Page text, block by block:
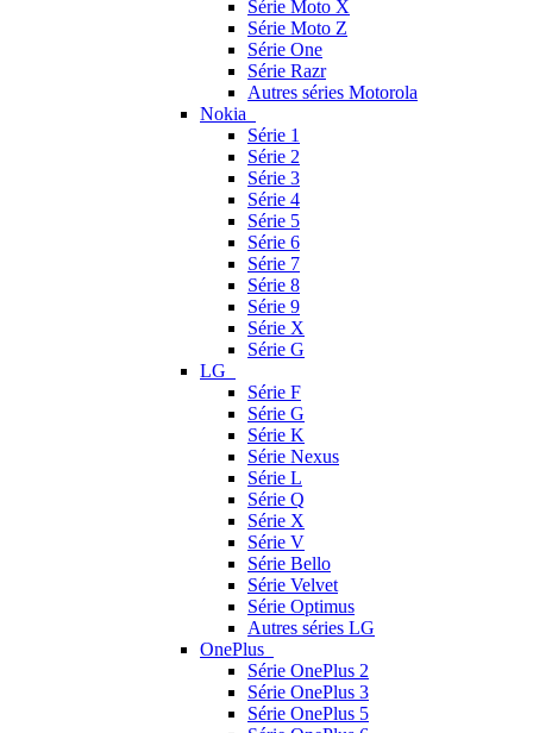
Série Moto X
Série Moto Z
Série One
Série Razr
Autres séries Motorola
Nokia
Série 1
Série 2
Série 3
Série 4
Série 5
Série 6
Série 7
Série 8
Série 9
Série X
Série G
LG
Série F
Série G
Série K
Série Nexus
Série L
Série Q
Série X
Série V
Série Bello
Série Velvet
Série Optimus
Autres séries LG
OnePlus
Série OnePlus 2
Série OnePlus 3
Série OnePlus 5